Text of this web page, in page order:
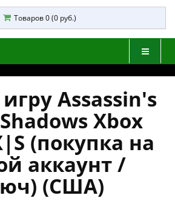
Товаров 0 (0 руб.)
Assassin's
Xbox
(покупка на
аккаунт /
(США)